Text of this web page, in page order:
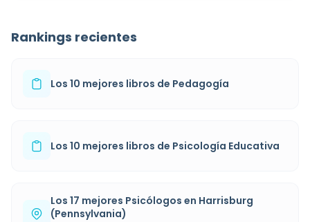
Rankings recientes
Los 10 mejores libros de Pedagogía
Los 10 mejores libros de Psicología Educativa
Los 17 mejores Psicólogos en Harrisburg
(Pennsylvania)